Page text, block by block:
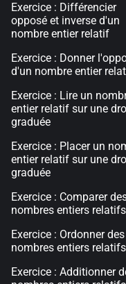
Exercice : Différencier
opposé et inverse d'un
nombre entier relatif
Exercice : Donner
d'un nombre entier
Exercice : Lire un
entier relatif sur une
graduée
Exercice : Placer un
entier relatif sur une
graduée
Exercice : Comparer
nombres entiers relatifs
Exercice : Ordonner des
nombres entiers relatifs
Exercice : Additionner